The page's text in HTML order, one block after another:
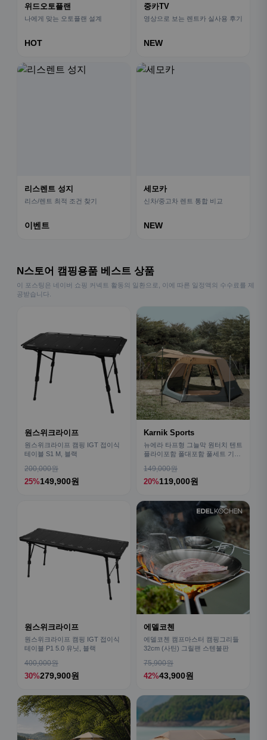
위드오토플랜
나에게 맞는 오토플랜 설계
HOT
중카TV
영상으로 보는 렌트카 실사용 후기
NEW
리스렌트 성지
리스/렌트 최적 조건 찾기
이벤트
세모카
신차/중고차 렌트 통합 비교
NEW
N스토어 캠핑용품 베스트 상품
이 포스팅은 네이버 쇼핑 커넥트 활동의 일환으로, 이에 따른 일정액의 수수료를 제
공받습니다.
원스위크라이프
원스위크라이프 캠핑 IGT 접이식
테이블 S1 M, 블랙
200,000원
25%149,900원
Karnik Sports
뉴에라 타프형 그늘막 원터치 텐트
플라이포함 폴대포함 풀세트 기본
149,000원
20%119,000원
원스위크라이프
원스위크라이프 캠핑 IGT 접이식
테이블 P1 5.0 유닛, 블랙
400,000원
30%279,900원
에델코첸
에델코첸 캠프마스터 캠핑그리들
32cm (사틴) 그릴팬 스텐불판
75,900원
42%43,900원